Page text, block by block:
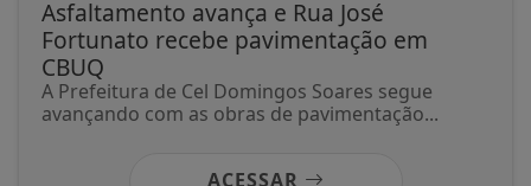
Asfaltamento avança e Rua José
Fortunato recebe pavimentação em
CBUQ
A Prefeitura de Cel Domingos Soares segue
avançando com as obras de pavimentação...
ACESSAR